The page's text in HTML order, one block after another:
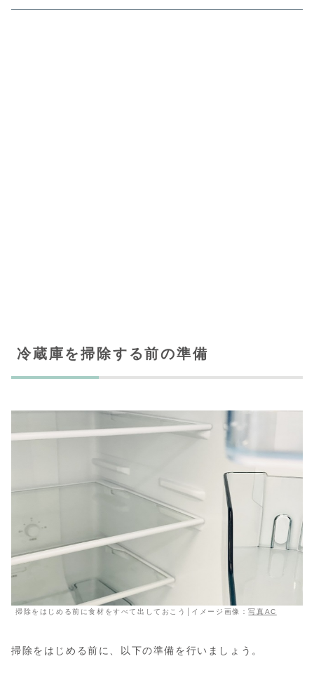
冷蔵庫を掃除する前の準備
掃除をはじめる前に食材をすべて出しておこう│イメージ画像：写真AC
掃除をはじめる前に、以下の準備を行いましょう。